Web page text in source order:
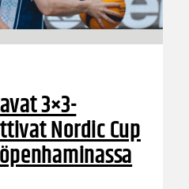
3×3-
Nordic Cup